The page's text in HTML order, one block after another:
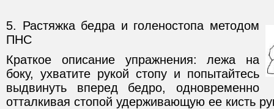
5. Растяжка бедра и голеностопа методом
ПНС
Краткое описание упражнения: лежа на
боку, ухватите рукой стопу и попытайтесь
выдвинуть вперед бедро, одновременно
отталкивая стопой удерживающую ее кисть